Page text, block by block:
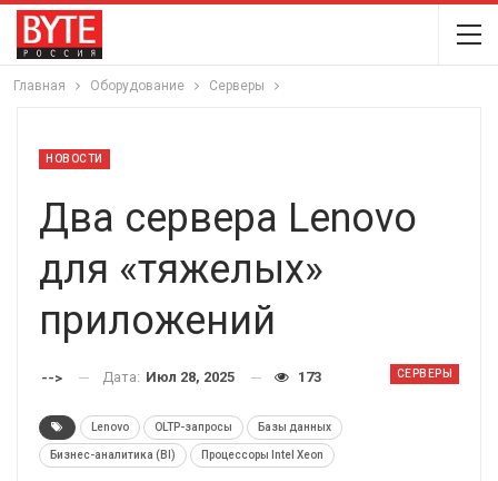
Главная Оборудование Серверы
НОВОСТИ
Два сервера Lenovo
для «тяжелых»
приложений
СЕРВЕРЫ
--> Дата: Июл 28, 2025 173
Lenovo OLTP-запросы Базы данных
Бизнес-аналитика (BI) Процессоры Intel Xeon